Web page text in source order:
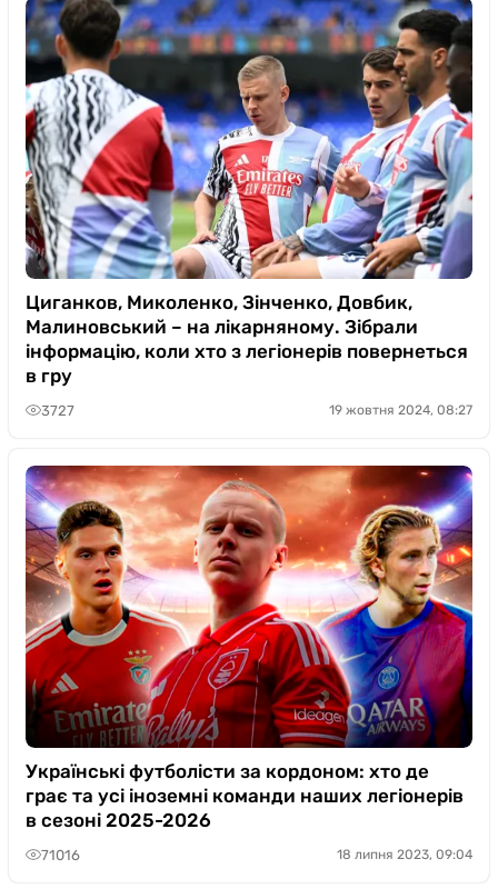
Циганков, Миколенко, Зінченко, Довбик,
Малиновський – на лікарняному. Зібрали
інформацію, коли хто з легіонерів повернеться
в гру
3727 19 жовтня 2024, 08:27
Українські футболісти за кордоном: хто де
грає та усі іноземні команди наших легіонерів
в сезоні 2025-2026
71016 18 липня 2023, 09:04